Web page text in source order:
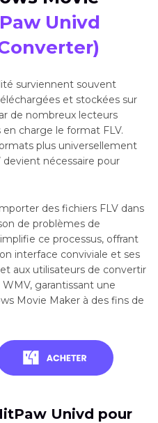
dans Windows Movie
Univd
surviennent souvent
et stockées sur
de nombreux lecteurs
charge le format FLV.
plus universellement
nécessaire pour
des fichiers FLV dans
de problèmes de
ce processus, offrant
interface conviviale et ses
aux utilisateurs de convertir
garantissant une
Movie Maker à des fins de
Univd pour